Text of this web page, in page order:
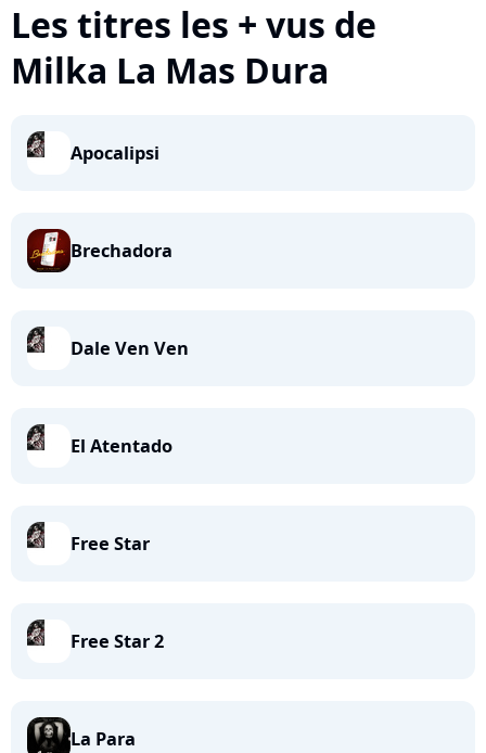
Les titres les + vus de
Milka La Mas Dura
Apocalipsi
Brechadora
Dale Ven Ven
El Atentado
Free Star
Free Star 2
La Para